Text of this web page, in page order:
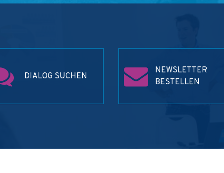
DIALOG SUCHEN
NEWSLETTER
BESTELLEN